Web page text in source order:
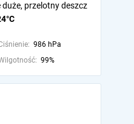
przelotny deszcz
986 hPa
99%